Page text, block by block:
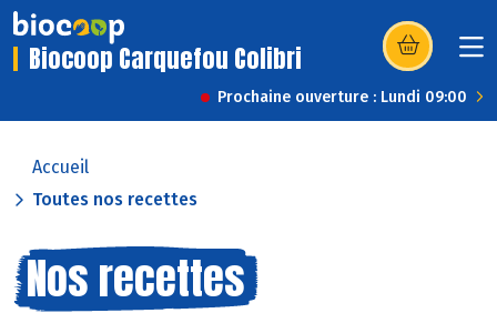
Biocoop Carquefou Colibri (s’ouvre dans
Prochaine ouverture : Lundi 09:00
Accueil
Toutes nos recettes
Nos recettes